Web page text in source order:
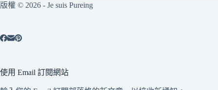
版權 © 2026 - Je suis Pureing
使用 Email 訂閱網站